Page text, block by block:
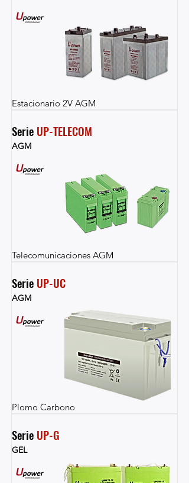
Estacionario 2V AGM
Serie UP-TELECOM
AGM
Telecomunicaciones AGM
Serie UP-UC
AGM
Plomo Carbono
Serie UP-G
GEL